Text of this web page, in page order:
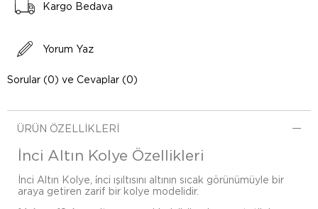
Kargo Bedava
Yorum Yaz
Sorular (0) ve Cevaplar (0)
ÜRÜN ÖZELLIKLERI
İnci Altın Kolye Özellikleri
İnci Altın Kolye, i̇nci ışıltısını altının sıcak görünümüyle bir
araya getiren zarif bir kolye modelidir.